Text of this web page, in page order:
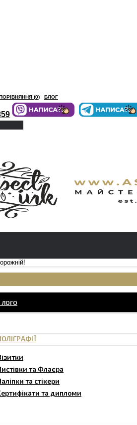
(0) БЛОГ
ЛОГО
та Флаєра
та стікери
та дипломи